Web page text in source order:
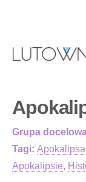
Grupa
Tagi: Apokalipsa
Apokalipsie,